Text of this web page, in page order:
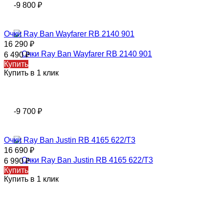
-9 800 ₽
Очки Ray Ban Wayfarer RB 2140 901
16 290 ₽
6 490₽
Купить
Купить в 1 клик
-9 700 ₽
Очки Ray Ban Justin RB 4165 622/T3
16 690 ₽
6 990₽
Купить
Купить в 1 клик